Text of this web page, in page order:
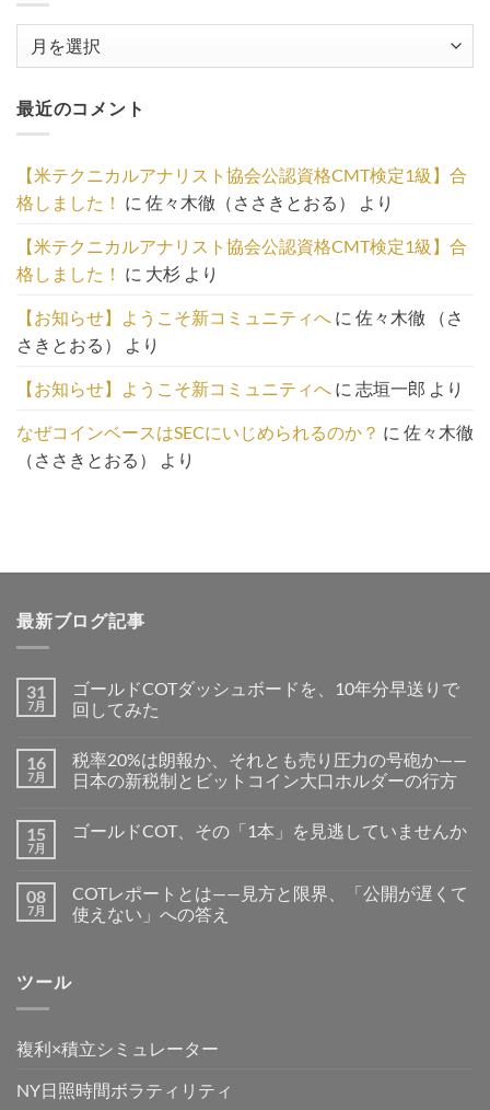
事
の
覧
は
こ
ち
ら
最近のコメント
【米テクニカルアナリスト協会公認資格CMT検定1級】合
格しました！ に 佐々木徹（ささきとおる） より
【米テクニカルアナリスト協会公認資格CMT検定1級】合
格しました！ に 大杉 より
【お知らせ】ようこそ新コミュニティへ に 佐々木徹 （さ
さきとおる）
より
【お知らせ】ようこそ新コミュニティへ に 志垣一郎 より
なぜコインベースはSECにいじめられるのか？ に 佐々木徹
（ささきとおる）
より
最新ブログ記事
31
7月
ゴールドCOTダッシュボードを、10年分早送りで
回してみた
16
7月
税率20%は朗報か、それとも売り圧力の号砲か——
日本の新税制とビットコイン大口ホルダーの行方
15
7月
ゴールドCOT、その「1本」を見逃していませんか
08
7月
COTレポートとは——見方と限界、「公開が遅くて
使えない」への答え
ツール
複利×積立シミュレーター
NY日照時間ボラティリティ